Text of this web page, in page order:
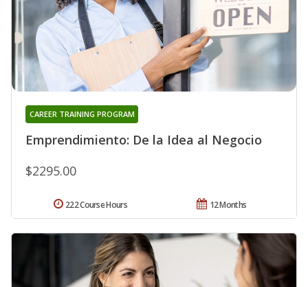
Emprendimiento: De la Idea al Negocio
CAREER TRAINING PROGRAM
$2295.00
12 Months
222 Course Hours